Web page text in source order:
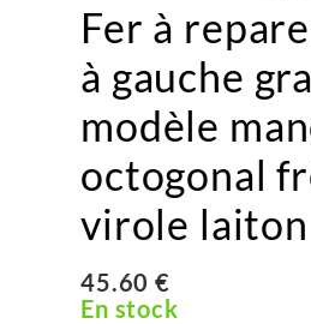
Fer à
à gauche
modèle
octogonal
virole
45.60 €
En stock